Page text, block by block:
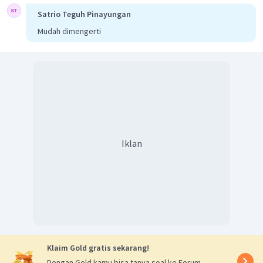
berdasarkan
(PUEBI). Salah satu penggunaan tanda titik
berdasarkan kaidah PUEBI, yaitu "Tanda titik dipakai pada
Satrio Teguh Pinayungan
Mudah dimengerti
Iklan
Klaim Gold gratis sekarang!